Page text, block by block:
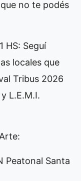
no te podés
HS: Seguí
locales que
Tribus 2026
L.E.M.I.
Peatonal Santa